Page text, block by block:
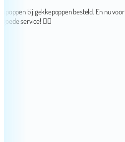
bij gekkepoppen besteld. En nu voor het
service! 👌🏻